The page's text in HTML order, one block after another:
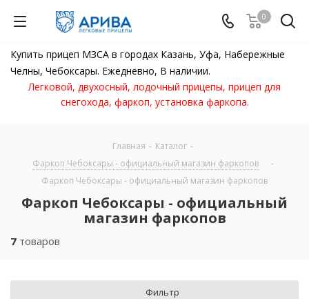
0
Купить прицеп МЗСА в городах Казань, Уфа, Набережные
Челны, Чебоксары. Ежедневно, В наличии.
Легковой, двухосный, лодочный прицепы, прицеп для
снегохода, фаркоп, установка фаркопа.
Главная - Каталог -
Фаркоп Чебоксары - официальный магазин фаркопов
-
Фаркоп Чебоксары - официальный магазин фаркопов
Фаркоп Чебоксары - официальный
магазин фаркопов
7 товаров
Фильтр